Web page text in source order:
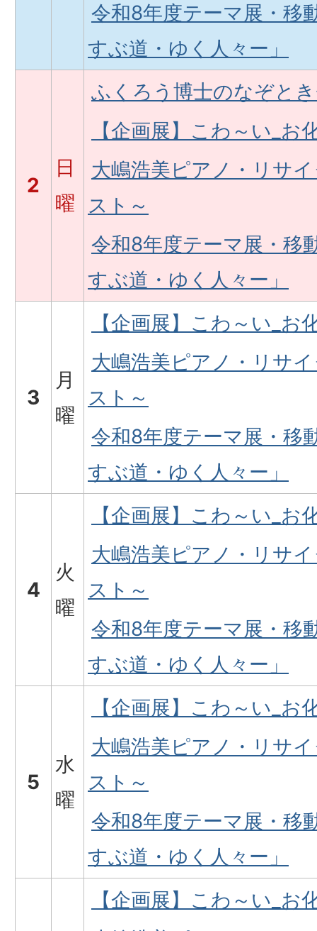
令和8年度テーマ展・移
すぶ道・ゆく人々ー」
2
日
曜
ふくろう博士のなぞと
【企画展】こわ～い_お
大嶋浩美ピアノ・リサ
スト～
令和8年度テーマ展・移
すぶ道・ゆく人々ー」
3
月
曜
【企画展】こわ～い_お
大嶋浩美ピアノ・リサ
スト～
令和8年度テーマ展・移
すぶ道・ゆく人々ー」
4
火
曜
【企画展】こわ～い_お
大嶋浩美ピアノ・リサ
スト～
令和8年度テーマ展・移
すぶ道・ゆく人々ー」
5
水
曜
【企画展】こわ～い_お
大嶋浩美ピアノ・リサ
スト～
令和8年度テーマ展・移
すぶ道・ゆく人々ー」
【企画展】こわ～い_お